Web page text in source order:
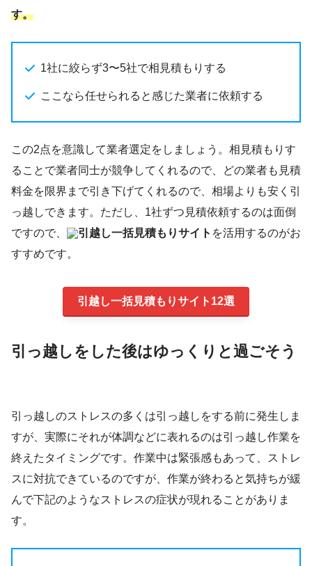
す。
1社に絞らず3〜5社で相見積もりする
ここなら任せられると感じた業者に依頼する
この2点を意識して業者選定をしましょう。相見積もりす
ることで業者同士が競争してくれるので、どの業者も見積
料金を限界まで引き下げてくれるので、相場よりも安く引
っ越しできます。ただし、1社ずつ見積依頼するのは面倒
ですので、
引越し一括見積もりサイト を活用するのがお
すすめです。
引越し一括見積もりサイト12選
引っ越しをした後はゆっくりと過ごそう
引っ越しのストレスの多くは引っ越しをする前に発生しま
すが、実際にそれが体調などに表れるのは引っ越し作業を
終えたタイミングです。作業中は緊張感もあって、ストレ
スに対抗できているのですが、作業が終わると気持ちが緩
んで下記のようなストレスの症状が現れることがありま
す。